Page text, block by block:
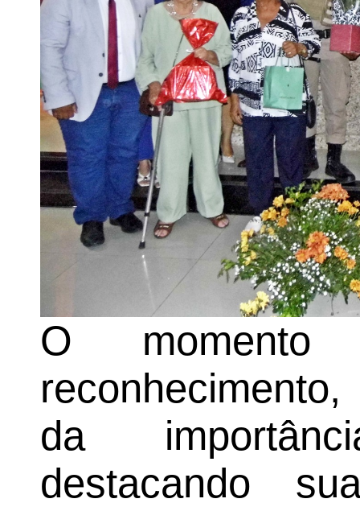
O
da
destacando